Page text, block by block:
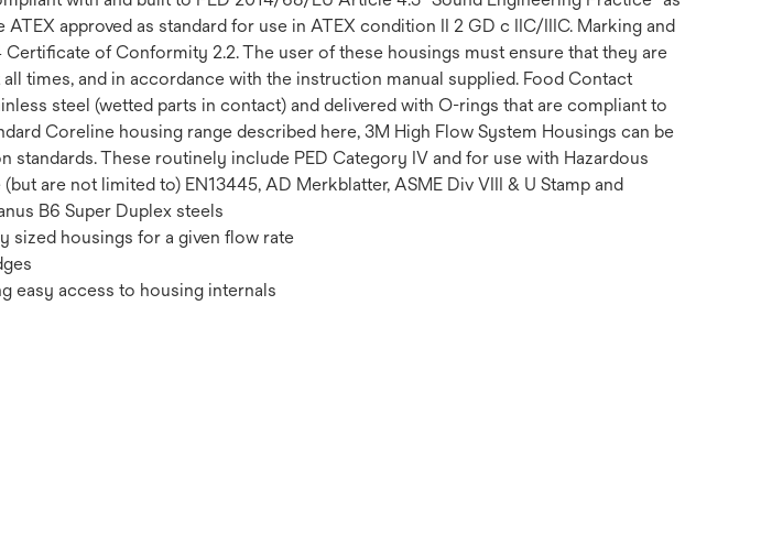
approved as standard for use in ATEX condition II 2 GD c IIC/IIIC. Marking and
of Conformity 2.2. The user of these housings must ensure that they are
times, and in accordance with the instruction manual supplied. Food Contact
steel (wetted parts in contact) and delivered with O-rings that are compliant to
Coreline housing range described here, 3M High Flow System Housings can be
These routinely include PED Category IV and for use with Hazardous
are not limited to) EN13445, AD Merkblatter, ASME Div VIII & U Stamp and
B6 Super Duplex steels
sized housings for a given flow rate
easy access to housing internals